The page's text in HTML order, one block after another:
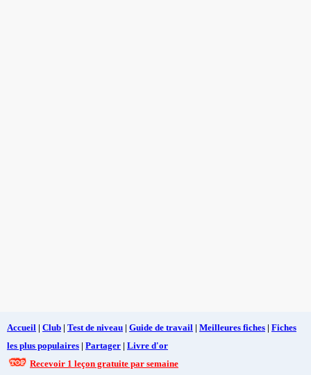
Accueil | Club | Test de niveau | Guide de travail | Meilleures fiches | Fiches
les plus populaires | Partager | Livre d'or
Recevoir 1 leçon gratuite par semaine